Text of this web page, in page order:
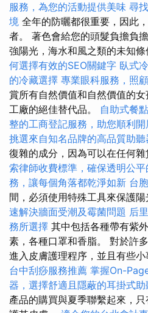
服務，為您的活動提供美味 尋
境 全年的防曬都很重要，因此
者。 著色會給您的頭髮負擔負
強陽光，海水和風之類的未知
何選擇有效的SEO關鍵字 臥式
的冷藏選擇 專業眼科服務，照
賞所有自然價值和自然價值的
工廠的絕佳替代品。 自助式餐
整的工商登記服務，助您順利開
挑選來自知名品牌的高品質助聽
復雜的成分，因為可以在任何
索律師收費標準，確保透明公
務，讓每個角落都乾淨如新 台
間，必須使用特殊工具來保護
速解決牆面受潮及霉菌問題 后
務所選擇 其中包括各種帶有紫
素，各種口罩和香脂。 對於許
進入皮膚護理程序，並且有些小
台中刮痧服務推薦 掌握On-
器，選擇舒適且隱蔽的耳掛式助
產品的購買與夏季聯繫起來，